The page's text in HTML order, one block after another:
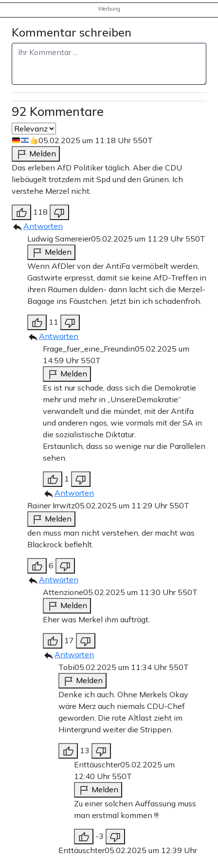
Werbung
Kommentar schreiben
92 Kommentare
05.02.2025 um 11:18 Uhr 550T
Melden
Das erleben AfD Politiker täglich. Aber die CDU
liebäugelt trotzdem mit Spd und den Grünen. Ich
verstehe Merzel nicht.
118
Antworten
Ludwig Samereier05.02.2025 um 11:29 Uhr 550T
Melden
Wenn AfDler von der AntiFa vermöbelt werden,
Gastwirte erpresst, damit sie keine AfD-Treffen in
ihren Räumen dulden- dann lacht sich die Merzel-
Bagage ins Fäustchen. Jetzt bin ich schadenfroh.
11
Antworten
Frage_fuer_eine_Freundin05.02.2025 um
14:59 Uhr 550T
Melden
Es ist nur schade, dass sich die Demokratie
mehr und mehr in „UnsereDemokratie“
verwandelt und die mündet, mit der Antifa
und anderen ngos, wie vormals mit der SA in
die sozialistische Diktatur.
Erstaunlich, dass so wenige nur die Parallelen
sehen.
1
Antworten
Rainer Irrwitz05.02.2025 um 11:29 Uhr 550T
Melden
den muss man nicht verstehen, der macht was
Blackrock befiehlt.
6
Antworten
Attenzione05.02.2025 um 11:30 Uhr 550T
Melden
Eher was Merkel ihm aufträgt.
17
Antworten
Tobi05.02.2025 um 11:34 Uhr 550T
Melden
Denke ich auch. Ohne Merkels Okay
wäre Merz auch niemals CDU-Chef
geworden. Die rote Altlast zieht im
Hintergrund weiter die Strippen.
13
Enttäuschter05.02.2025 um
12:40 Uhr 550T
Melden
Zu einer solchen Auffassung muss
man erstmal kommen !!!
-3
Enttäuschter05.02.2025 um 12:39 Uhr